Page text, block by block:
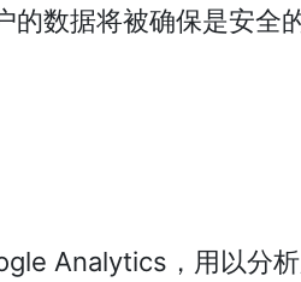
的数据将被确保是安
Analytics，用以分